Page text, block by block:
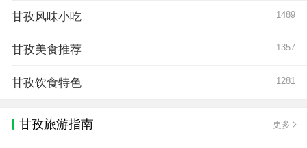
甘孜风味小吃 1489
甘孜美食推荐 1357
甘孜饮食特色 1281
甘孜旅游指南 更多